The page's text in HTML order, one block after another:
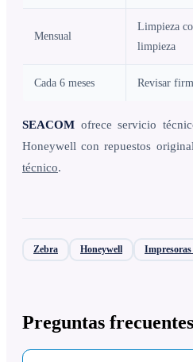
Mensual
Limpieza
limpieza
Cada 6 meses Revisar
SEACOM ofrece servicio
Honeywell con repuestos
técnico.
Zebra Honeywell
Preguntas frecuentes